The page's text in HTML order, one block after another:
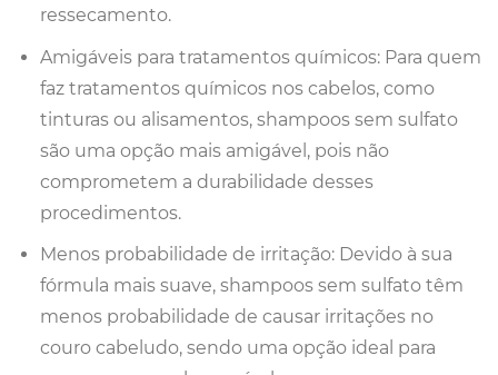
ressecamento.
Amigáveis para tratamentos químicos: Para quem
faz tratamentos químicos nos cabelos, como
tinturas ou alisamentos, shampoos sem sulfato
são uma opção mais amigável, pois não
comprometem a durabilidade desses
procedimentos.
Menos probabilidade de irritação: Devido à sua
fórmula mais suave, shampoos sem sulfato têm
menos probabilidade de causar irritações no
couro cabeludo, sendo uma opção ideal para